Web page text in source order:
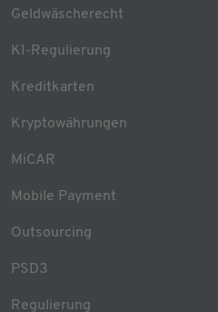
Geldwäscherecht
KI-Regulierung
Kreditkarten
Kryptowährungen
MiCAR
Mobile Payment
Outsourcing
PSD3
Regulierung